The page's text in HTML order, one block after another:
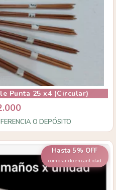
Punta 25 x4 (Circular)
O DEPÓSITO
Hasta 5% OFF
comprando en cantidad